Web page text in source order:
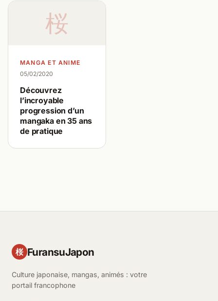
桜
MANGA ET ANIME
05/02/2020
Découvrez
l’incroyable
progression d’un
mangaka en 35 ans
de pratique
桜 FuransuJapon
Culture japonaise, mangas, animés : votre
portail francophone